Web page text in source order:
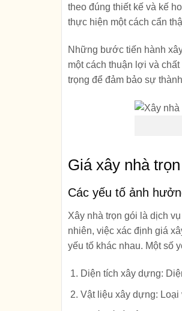
theo đúng thiết kế và kế
thực hiện một cách cẩn
Những bước tiến hành
một cách thuận lợi và
trọng để đảm bảo sự
Giá xây nhà
Các yếu tố ảnh
Xây nhà trọn gói là dịch
nhiên, việc xác định giá
yếu tố khác nhau. Một số
Diện tích xây dựng:
Vật liệu xây dựng: